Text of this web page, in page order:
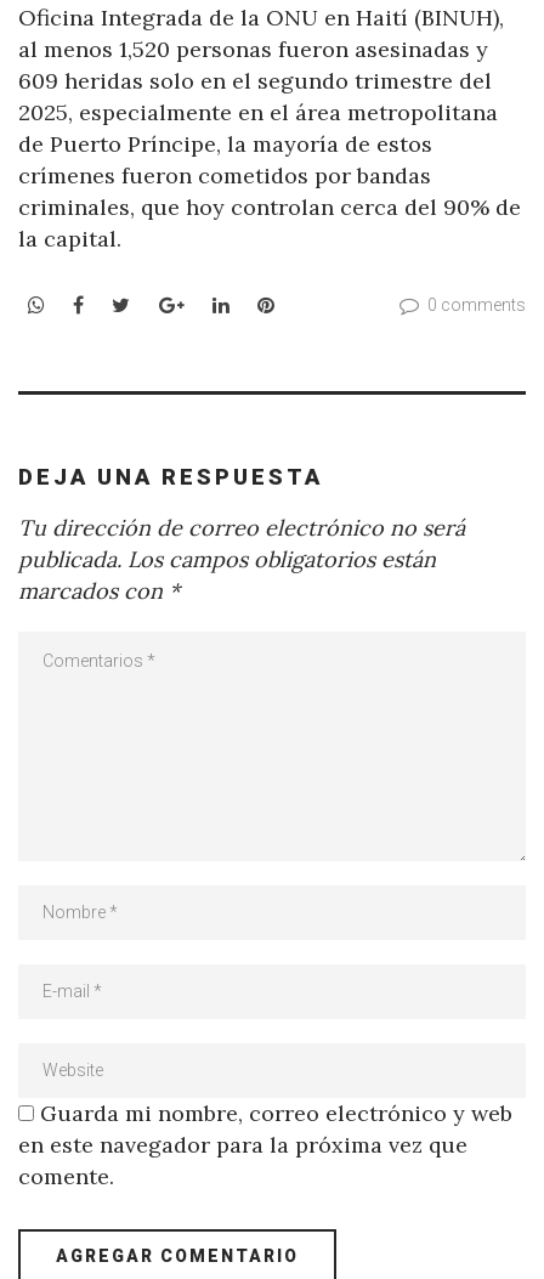
Oficina Integrada de la ONU en Haití (BINUH),
al menos 1,520 personas fueron asesinadas y
609 heridas solo en el segundo trimestre del
2025, especialmente en el área metropolitana
de Puerto Príncipe, la mayoría de estos
crímenes fueron cometidos por bandas
criminales, que hoy controlan cerca del 90% de
la capital.
WhatsApp
Facebook
TwitterGoogle+LinkedInPinterest 0 comments
DEJA UNA RESPUESTA
Tu dirección de correo electrónico no será
publicada. Los campos obligatorios están
marcados con *
Guarda mi nombre, correo electrónico y web
en este navegador para la próxima vez que
comente.